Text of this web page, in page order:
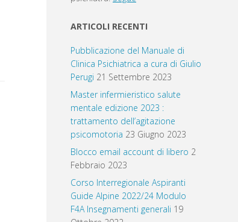
ARTICOLI RECENTI
Pubblicazione del Manuale di
Clinica Psichiatrica a cura di Giulio
Perugi 21 Settembre 2023
Master infermieristico salute
mentale edizione 2023 :
trattamento dell’agitazione
psicomotoria 23 Giugno 2023
Blocco email account di libero 2
Febbraio 2023
Corso Interregionale Aspiranti
Guide Alpine 2022/24 Modulo
F4A Insegnamenti generali 19